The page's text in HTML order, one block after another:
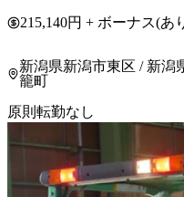
215,140円 + ボーナス(あ
新潟県新潟市東区 / 新潟
籠町
原則転勤なし